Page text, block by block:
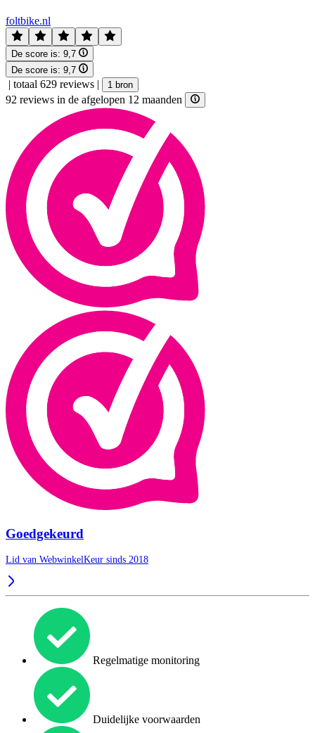
foltbike.nl
De score is: 9,7
De score is: 9,7
| totaal 629 reviews | 1 bron
92 reviews in de afgelopen 12 maanden
Goedgekeurd
Lid van WebwinkelKeur sinds 2018
Regelmatige monitoring
Duidelijke voorwaarden